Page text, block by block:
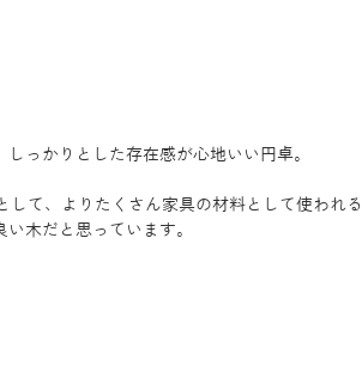
っかりとした存在感が心地いい円卓。
て、よりたくさん家具の材料として使われる
木だと思っています。